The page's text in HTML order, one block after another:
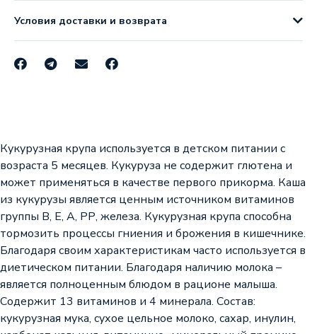
Условия доставки и возврата
Кукурузная крупа используется в детском питании с
возраста 5 месяцев. Кукуруза не содержит глютена и
может применяться в качестве первого прикорма. Каша
из кукурузы является ценным источником витаминов
группы В, Е, А, РР, железа. Кукурузная крупа способна
тормозить процессы гниения и брожения в кишечнике.
Благодаря своим характеристикам часто используется в
диетическом питании. Благодаря наличию молока –
является полноценным блюдом в рационе малыша.
Содержит 13 витаминов и 4 минерала. Состав:
кукурузная мука, сухое цельное молоко, сахар, инулин,